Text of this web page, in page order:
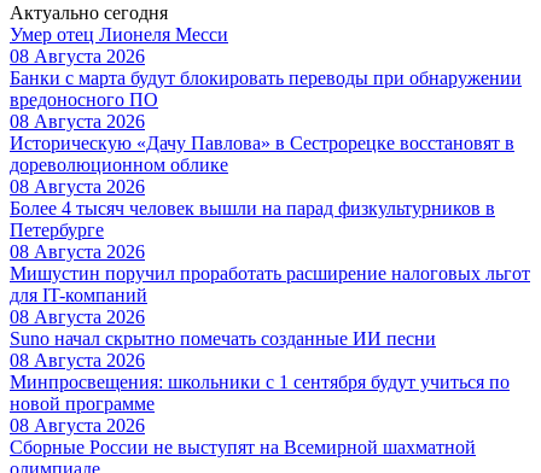
Актуально сегодня
Умер отец Лионеля Месси
08 Августа 2026
Банки с марта будут блокировать переводы при обнаружении
вредоносного ПО
08 Августа 2026
Историческую «Дачу Павлова» в Сестрорецке восстановят в
дореволюционном облике
08 Августа 2026
Более 4 тысяч человек вышли на парад физкультурников в
Петербурге
08 Августа 2026
Мишустин поручил проработать расширение налоговых льгот
для IT-компаний
08 Августа 2026
Suno начал скрытно помечать созданные ИИ песни
08 Августа 2026
Минпросвещения: школьники с 1 сентября будут учиться по
новой программе
08 Августа 2026
Сборные России не выступят на Всемирной шахматной
олимпиаде